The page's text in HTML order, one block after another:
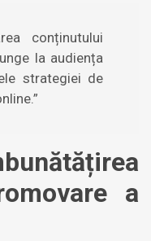
conținutului
la audiența
strategiei de
a